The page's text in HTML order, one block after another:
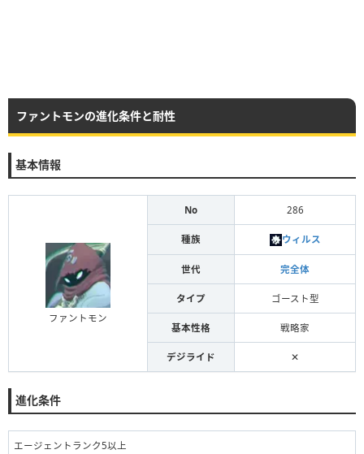
ファントモンの進化条件と耐性
基本情報
ファントモン
No 286
種族 ウィルス
世代 完全体
タイプ ゴースト型
基本性格 戦略家
デジライド ✕
進化条件
エージェントランク5以上